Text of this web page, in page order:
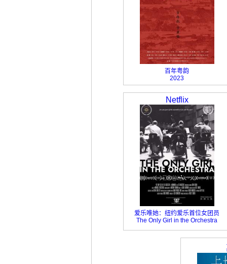
百年粤韵
2023
Netflix
爱乐唯她：纽约爱乐首位女团员
The Only Girl in the Orchestra